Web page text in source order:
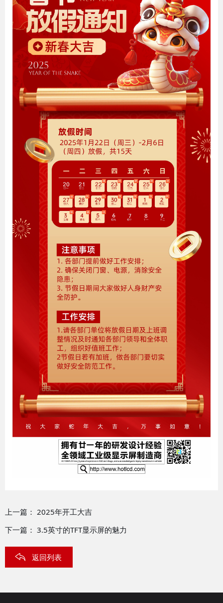
上一篇： 2025年开工大吉
下一篇： 3.5英寸的TFT显示屏的魅力
返回列表